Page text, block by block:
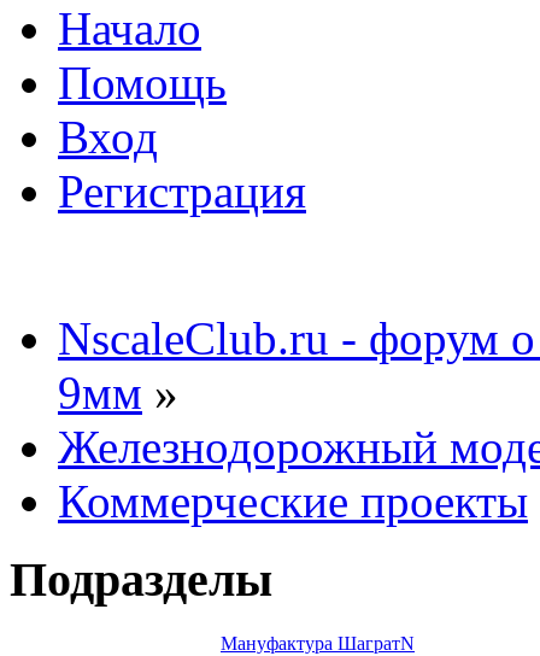
Начало
Помощь
Вход
Регистрация
NscaleClub.ru - форум
9мм »
Железнодорожный
Коммерческие проекты
Подразделы
Мануфактура ШагратN